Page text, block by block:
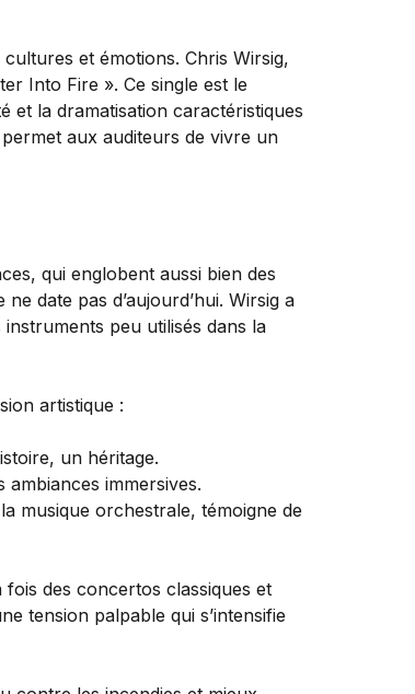
et émotions. Chris Wirsig,
Into Fire ». Ce single est le
et la dramatisation caractéristiques
aux auditeurs de vivre un
qui englobent aussi bien des
date pas d’aujourd’hui. Wirsig a
peu utilisés dans la
artistique :
un héritage.
immersives.
musique orchestrale, témoigne de
des concertos classiques et
tension palpable qui s’intensifie